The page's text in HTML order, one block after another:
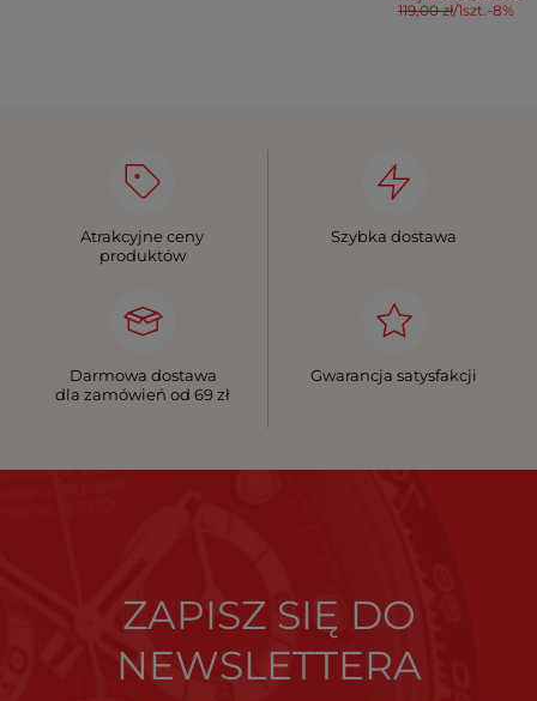
119,00 zł/1szt.-8%
Atrakcyjne ceny
produktów
Szybka dostawa
Darmowa dostawa
dla zamówień od 69 zł
Gwarancja satysfakcji
ZAPISZ SIĘ DO
NEWSLETTERA